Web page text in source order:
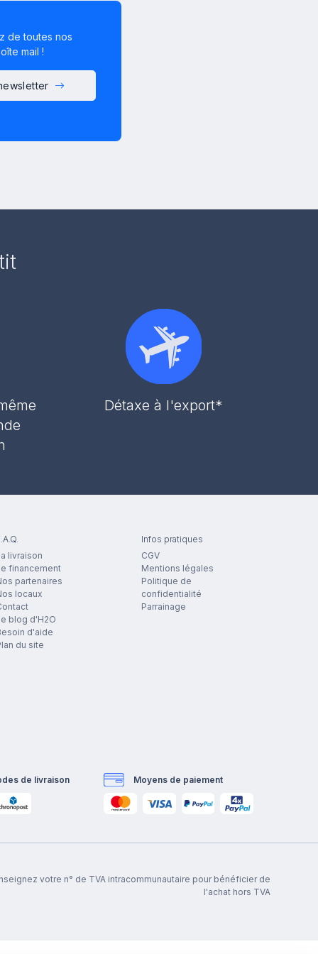
de toutes nos
mail !
Détaxe à l'export*
livraison
financement
partenaires
locaux
blog d'H2O
d'aide
du site
Infos pratiques
CGV
Mentions légales
Politique de
confidentialité
Parrainage
de livraison Moyens de paiement
votre n° de TVA intracommunautaire pour bénéficier de
l'achat hors TVA